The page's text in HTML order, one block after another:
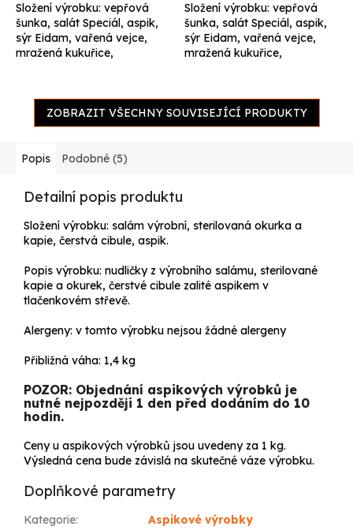
Složení výrobku: vepřová
šunka, salát Speciál, aspik,
sýr Eidam, vařená vejce,
mražená kukuřice,
Ceny u aspikových...
Složení výrobku: vepřová
šunka, salát Speciál, aspik,
sýr Eidam, vařená vejce,
mražená kukuřice,
petrželka. Ceny u...
ZOBRAZIT VŠECHNY SOUVISEJÍCÍ PRODUKTY
Popis Podobné (5)
Detailní popis produktu
Složení výrobku: salám výrobní, sterilovaná okurka a
kapie, čerstvá cibule, aspik.
Popis výrobku: nudličky z výrobního salámu, sterilované
kapie a okurek, čerstvé cibule zalité aspikem v
tlačenkovém střevě.
Alergeny: v tomto výrobku nejsou žádné alergeny
Přibližná váha: 1,4 kg
POZOR: Objednání aspikových výrobků je
nutné nejpozději 1 den před dodáním do 10
hodin.
Ceny u aspikových výrobků jsou uvedeny za 1 kg.
Výsledná cena bude závislá na skutečné váze výrobku.
Doplňkové parametry
Kategorie:
Aspikové výrobky